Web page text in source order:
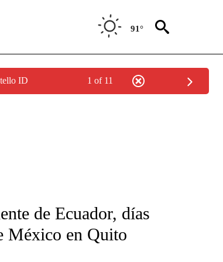
91°
ID 1 of 11
NEW PAGES ON "CNN-SPANISH".
de Ecuador, días
México en Quito